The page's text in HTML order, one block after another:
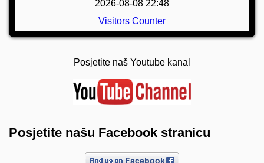
2026-08-08 22:48
Visitors Counter
Posjetite naš Youtube kanal
Posjetite našu Facebook stranicu